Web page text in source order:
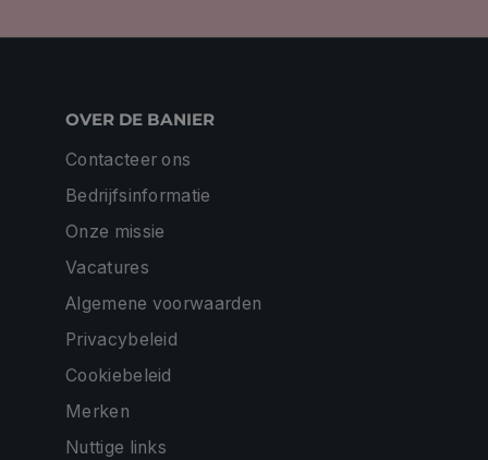
OVER DE BANIER
Contacteer ons
Bedrijfsinformatie
Onze missie
Vacatures
Algemene voorwaarden
Privacybeleid
Cookiebeleid
Merken
Nuttige links